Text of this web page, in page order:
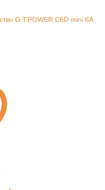
G.T.POWER C6D mini 6A